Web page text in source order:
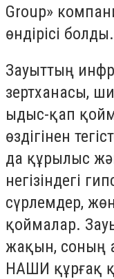
Group»
өндірісі болды.
Зауыттың
зертханасы,
ыдыс-қап
өздігінен
да құрылыс
негізіндегі
сүрлемдер,
қоймалар.
жақын, соның
НАШИ құрғақ